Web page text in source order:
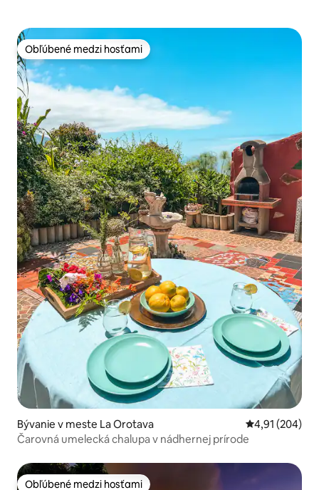
Obľúbené medzi hosťami
Obľúbené medzi hosťami
Bývanie v meste La Orotava Priemerné
4,91 (204)
Čarovná umelecká chalupa v nádhernej prírode
Obľúbené medzi hosťami